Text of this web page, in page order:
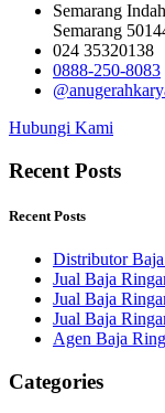
Semarang
Semarang
024 35320138
0888-250-8083
Hubungi Kami
Recent Posts
Recent Posts
Distributor
Jual Baja
Jual Baja
Jual Baja
Agen Baja
Categories